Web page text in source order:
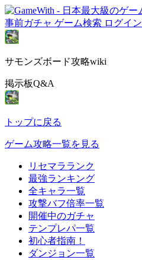
事前ガチャ ゲーム検索 ログイン
サモンズボード攻略wiki
掲示板Q&A
トップに戻る
ゲーム攻略一覧を見る
リセマラランク
最強ランキング
全キャラ一覧
攻撃バフ倍率一覧
開催中のガチャ
テンプレパ一覧
初心者指南！
ダンジョン一覧